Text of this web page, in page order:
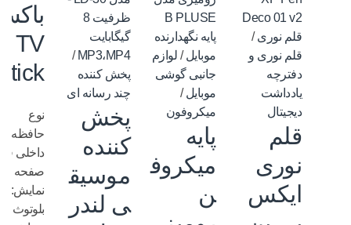
قلم نوری/
قلم نوری و
دفترچه
یادداشت
دیجیتال
قلم
نوری
ایکس
پایه نگهدارنده
موبایل/ لوازم
جانبی گوشی
موبایل/
میکروفون
پایه
میکروف
ن
MP3،MP4 /
پخش کننده
چند رسانه ای
پخش
کننده
موسیق
ی لندر
TV
نوع
داخلی
صفحه